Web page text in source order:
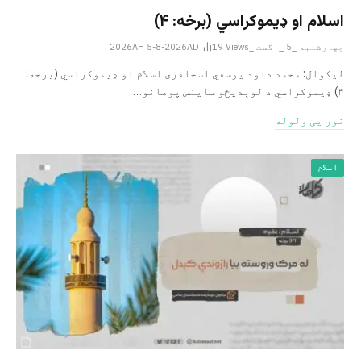
اسلام او ډیموکراسي (برخه: ۴)
چهارشنبه _5 _اگست _2026AH 5-8-2026AD 19 Views
لیکوال: محمد داود یوسفي اسحاقزی اسلام او ډیموکراسي (برخه:
۴) ډیموکراسي د لوېدیځو ساینس پوهانو…
نور یی ولوله
اسلام